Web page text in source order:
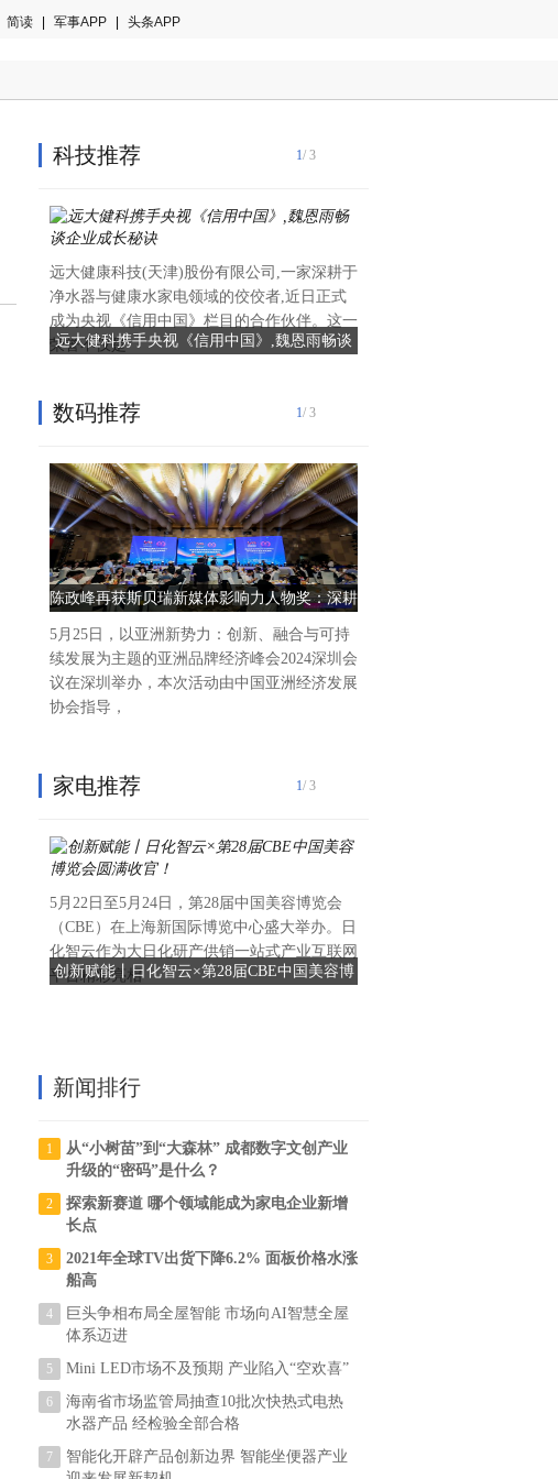
简读 军事APP 头条APP
科技推荐
远大健科携手央视《信用中国》,魏恩雨畅谈
远大健康科技(天津)股份有限公司,一家深耕于
净水器与健康水家电领域的佼佼者,近日正式
成为央视《信用中国》栏目的合作伙伴。这一
荣誉不仅是
1/ 3
数码推荐
陈政峰再获斯贝瑞新媒体影响力人物奖：深耕
新媒体 传播社会正能量
5月25日，以亚洲新势力：创新、融合与可持
续发展为主题的亚洲品牌经济峰会2024深圳会
议在深圳举办，本次活动由中国亚洲经济发展
协会指导，
1/ 3
家电推荐
创新赋能丨日化智云×第28届CBE中国美容博
5月22日至5月24日，第28届中国美容博览会
（CBE）在上海新国际博览中心盛大举办。日
化智云作为大日化研产供销一站式产业互联网
平台精彩亮相
1/ 3
新闻排行
1
从“小树苗”到“大森林” 成都数字文创产业
升级的“密码”是什么？
2
探索新赛道 哪个领域能成为家电企业新增
长点
3
2021年全球TV出货下降6.2% 面板价格水涨
船高
4
巨头争相布局全屋智能 市场向AI智慧全屋
体系迈进
5 Mini LED市场不及预期 产业陷入“空欢喜”
6
海南省市场监管局抽查10批次快热式电热
水器产品 经检验全部合格
7
智能化开辟产品创新边界 智能坐便器产业